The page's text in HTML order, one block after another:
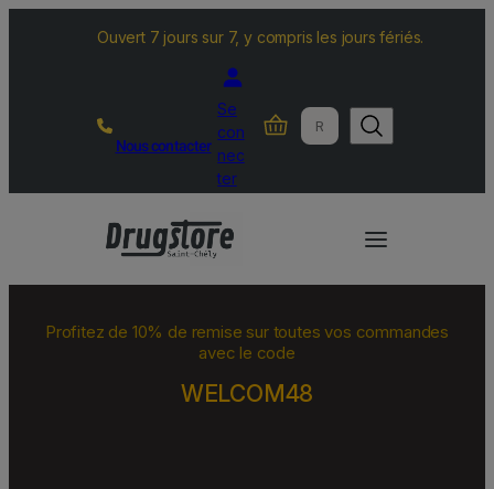
Ouvert 7 jours sur 7, y compris les jours fériés.
Nous contacter
Se
con
nec
ter
R
e
c
e
Profitez de 10% de remise sur toutes vos commandes
avec le code
WELCOM48